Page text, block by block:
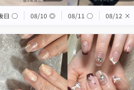
日 ◯ 08/10 ◎ 08/11 ◯ 08/12 ×